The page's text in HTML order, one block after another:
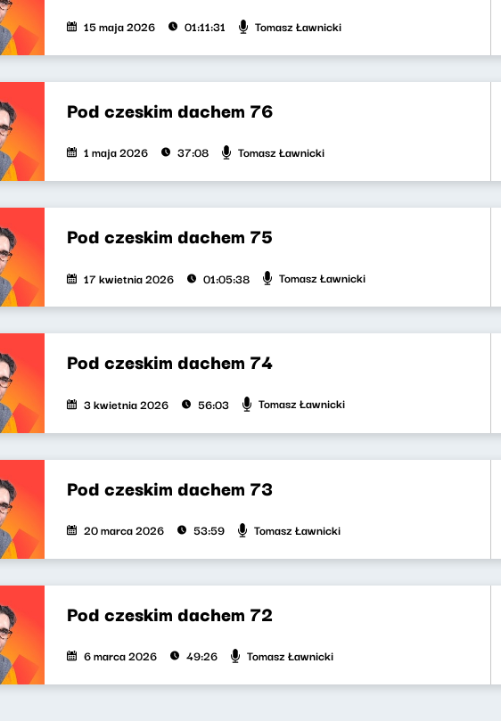
15 maja 2026 01:11:31 Tomasz Ławnicki
Pod czeskim dachem 76
1 maja 2026 37:08 Tomasz Ławnicki
Pod czeskim dachem 75
17 kwietnia 2026 01:05:38 Tomasz Ławnicki
Pod czeskim dachem 74
3 kwietnia 2026 56:03 Tomasz Ławnicki
Pod czeskim dachem 73
20 marca 2026 53:59 Tomasz Ławnicki
Pod czeskim dachem 72
6 marca 2026 49:26 Tomasz Ławnicki